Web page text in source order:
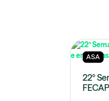
ASA
22º